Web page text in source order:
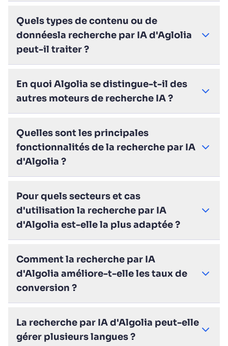
Quels types de contenu ou de
donnéesla recherche par IA d'Aglolia
peut-il traiter ?
En quoi Algolia se distingue-t-il des
autres moteurs de recherche IA ?
Quelles sont les principales
fonctionnalités de la recherche par IA
d'Algolia ?
Pour quels secteurs et cas
d'utilisation la recherche par IA
d'Algolia est-elle la plus adaptée ?
Comment la recherche par IA
d'Algolia améliore-t-elle les taux de
conversion ?
La recherche par IA d'Algolia peut-elle
gérer plusieurs langues ?